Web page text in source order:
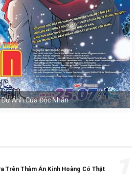
Ảnh Của Độc Nhãn
Trên Thảm Án Kinh Hoàng Có Thật